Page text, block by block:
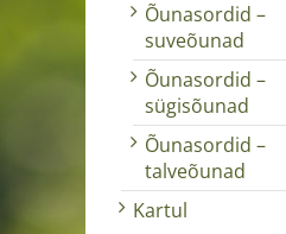
Õunasordid –
suveõunad
Õunasordid –
sügisõunad
Õunasordid –
talveõunad
Kartul